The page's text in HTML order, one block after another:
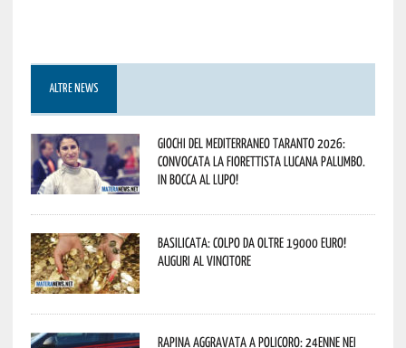
ALTRE NEWS
Giochi del Mediterraneo Taranto 2026:
convocata la fiorettista lucana Palumbo.
In bocca al lupo!
Basilicata: colpo da oltre 19000 Euro!
Auguri al vincitore
Rapina aggravata a Policoro: 24enne nei